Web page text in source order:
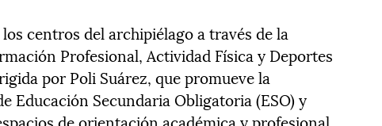
centros del archipiélago a través de la
Profesional, Actividad Física y Deportes
por Poli Suárez, que promueve la
Educación Secundaria Obligatoria (ESO) y